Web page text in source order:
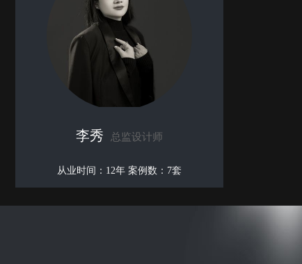
李秀 总监设计师
从业时间：12年 案例数：7套